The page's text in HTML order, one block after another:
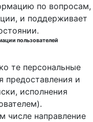
по вопросам,
и поддерживает
пользователей
те персональные
предоставления и
исполнения
числе направление